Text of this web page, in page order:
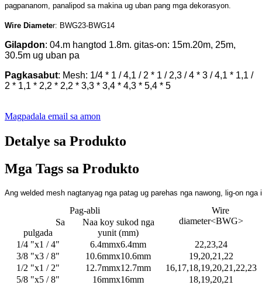
pagpananom, panalipod sa makina ug uban pang mga dekorasyon.
Wire Diameter: BWG23-BWG14
Gilapdon: 04.m hangtod 1.8m. gitas-on: 15m.20m, 25m,
30.5m ug uban pa
Pagkasabut: Mesh: 1/4 * 1 / 4,1 / 2 * 1 / 2,3 / 4 * 3 / 4,1 * 1,1 /
2 * 1,1 * 2,2 * 2,2 * 3,3 * 3,4 * 4,3 * 5,4 * 5
Magpadala email sa amon
Detalye sa Produkto
Mga Tags sa Produkto
Ang welded mesh nagtanyag nga patag ug parehas nga nawong, lig-on
Pag-abli
Wire
diameter<BWG>
Sa
pulgada
Naa koy sukod nga
yunit (mm)
1/4 "x1 / 4"
6.4mmx6.4mm
22,23,24
3/8 "x3 / 8"
10.6mmx10.6mm
19,20,21,22
1/2 "x1 / 2"
12.7mmx12.7mm
16,17,18,19,20,21,22,23
5/8 "x5 / 8"
16mmx16mm
18,19,20,21